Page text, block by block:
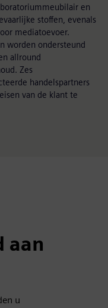
en
stoffen, evenals
mediatoevoer.
worden ondersteund
allround
Zes
handelspartners
van de klant te
aan
u